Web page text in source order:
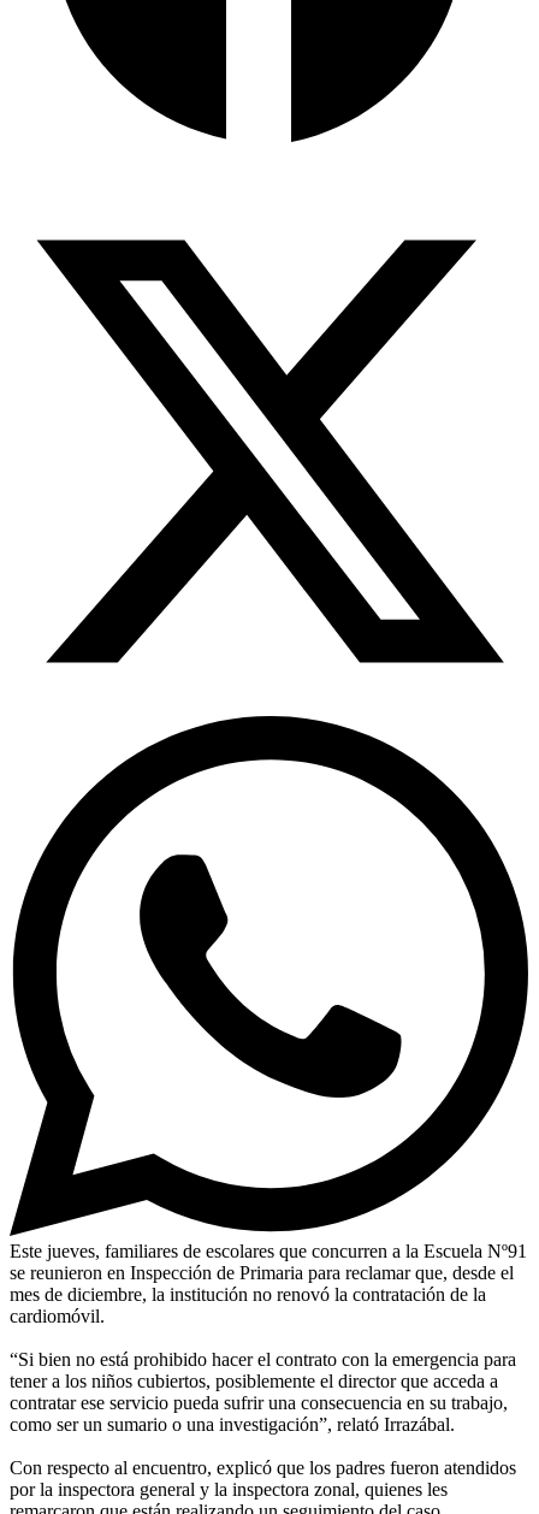
Este jueves, familiares de escolares que concurren a la Escuela Nº91
se reunieron en Inspección de Primaria para reclamar que, desde el
mes de diciembre, la institución no renovó la contratación de la
cardiomóvil.
“Si bien no está prohibido hacer el contrato con la emergencia para
tener a los niños cubiertos, posiblemente el director que acceda a
contratar ese servicio pueda sufrir una consecuencia en su trabajo,
como ser un sumario o una investigación”, relató Irrazábal.
Con respecto al encuentro, explicó que los padres fueron atendidos
por la inspectora general y la inspectora zonal, quienes les